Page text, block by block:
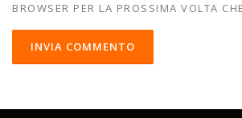
BROWSER PER LA PROSSIMA VOLTA